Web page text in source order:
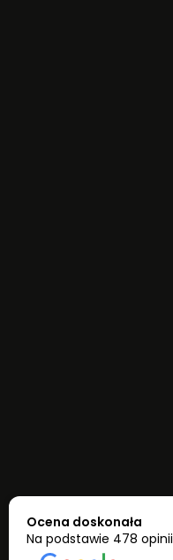
Ocena doskonała
Na podstawie 478 opinii